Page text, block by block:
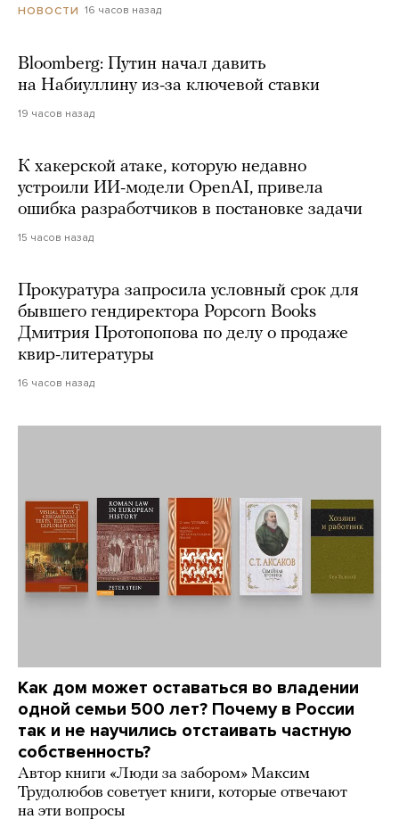
НОВОСТИ 16 часов назад
Bloomberg: Путин начал давить
на Набиуллину из-за ключевой ставки
19 часов назад
К хакерской атаке, которую недавно
устроили ИИ-модели OpenAI, привела
ошибка разработчиков в постановке задачи
15 часов назад
Прокуратура запросила условный срок для
бывшего гендиректора Popcorn Books
Дмитрия Протопопова по делу о продаже
квир-литературы
16 часов назад
Как дом может оставаться во владении
одной семьи 500 лет? Почему в России
так и не научились отстаивать частную
собственность?
Автор книги «Люди за забором» Максим
Трудолюбов советует книги, которые отвечают
на эти вопросы